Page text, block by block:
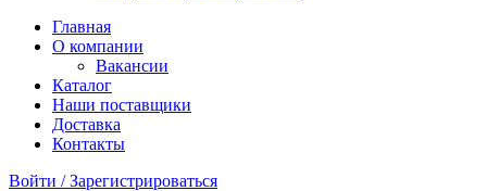
Главная
О компании
Вакансии
Каталог
Наши поставщики
Доставка
Контакты
Войти / Зарегистрироваться